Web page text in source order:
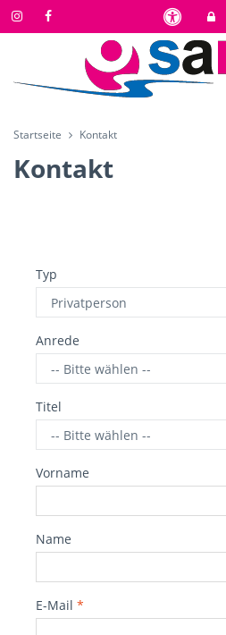
Startseite Kontakt
Kontakt
Typ
Anrede
Titel
Vorname
Name
E-Mail *